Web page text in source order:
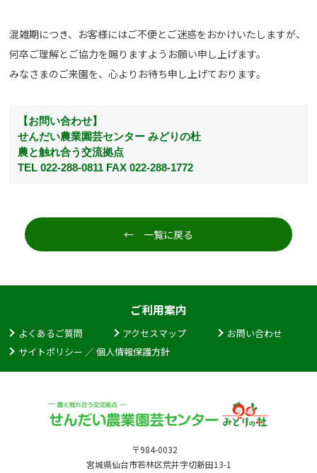
混雑期につき、お客様にはご不便とご迷惑をおかけいたしますが、
何卒ご理解とご協力を賜りますようお願い申し上げます。
みなさまのご来園を、心よりお待ち申し上げております。
【お問い合わせ】
せんだい農業園芸センター みどりの杜
農と触れ合う交流拠点
TEL 022-288-0811 FAX 022-288-1772
← 一覧に戻る
ご利用案内
よくあるご質問 アクセスマップ
お問い合わせ
サイトポリシー ／ 個人情報保護方針
〒984-0032
宮城県仙台市若林区荒井字切新田13-1